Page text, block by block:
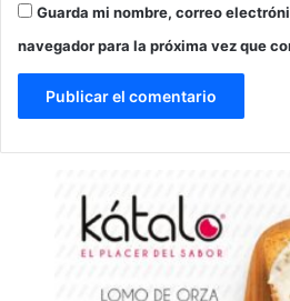
Guarda mi nombre, correo
navegador para la próxima vez que